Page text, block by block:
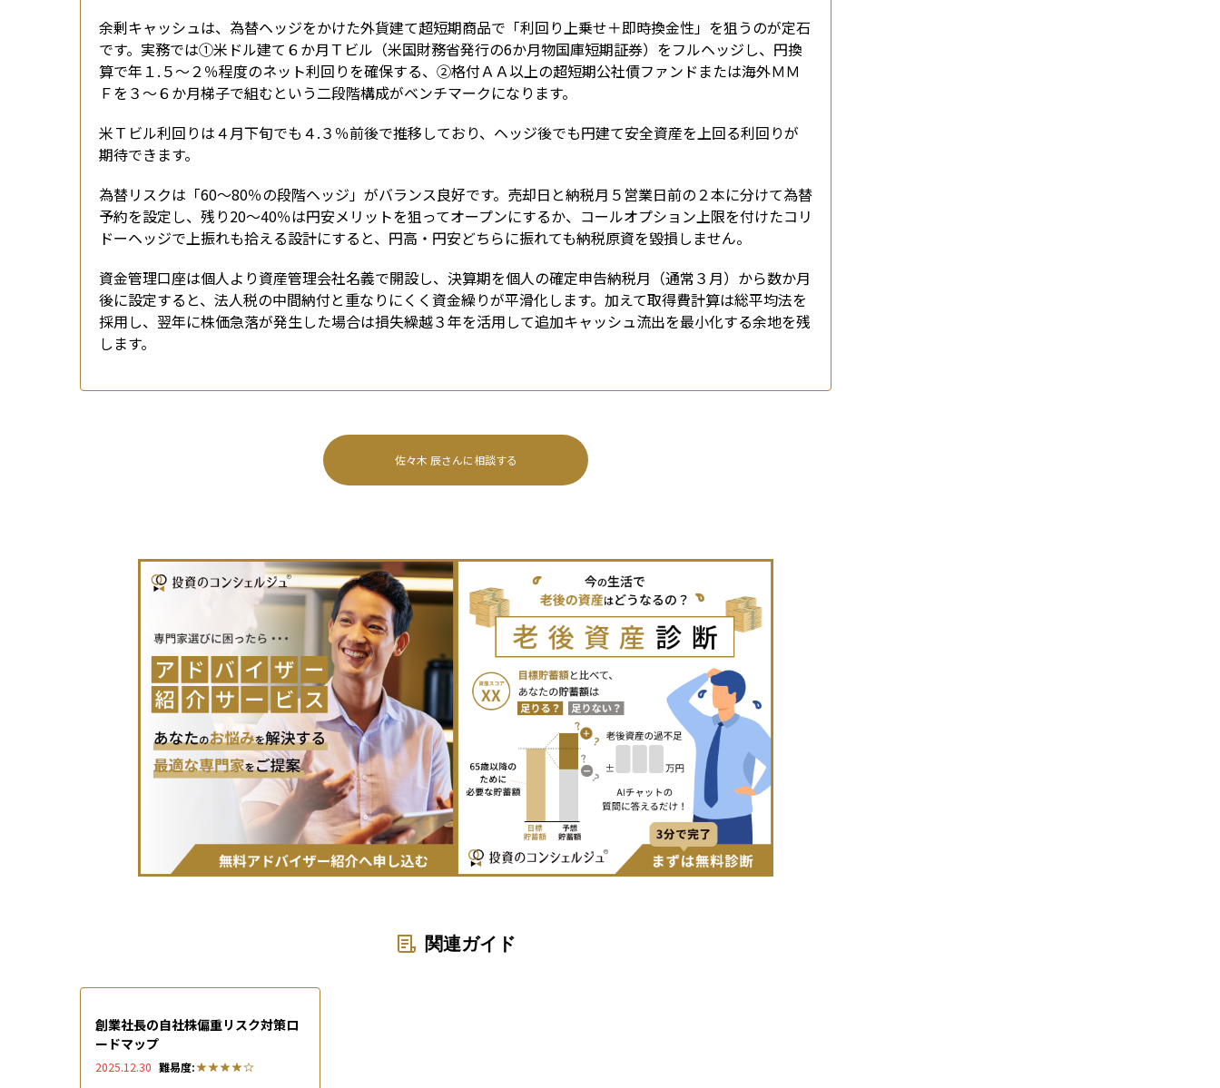
余剰キャッシュは、為替ヘッジをかけた外貨建て超短期商品で「利回り上乗せ＋即時換金性」を狙うのが定石
です。実務では①米ドル建て６か月Ｔビル（米国財務省発行の6か月物国庫短期証券）をフルヘッジし、円換
算で年１.５〜２％程度のネット利回りを確保する、②格付ＡＡ以上の超短期公社債ファンドまたは海外ＭＭ
Ｆを３〜６か月梯子で組むという二段階構成がベンチマークになります。
米Ｔビル利回りは４月下旬でも４.３％前後で推移しており、ヘッジ後でも円建て安全資産を上回る利回りが
期待できます。
為替リスクは「60〜80％の段階ヘッジ」がバランス良好です。売却日と納税月５営業日前の２本に分けて為替
予約を設定し、残り20〜40％は円安メリットを狙ってオープンにするか、コールオプション上限を付けたコリ
ドーヘッジで上振れも拾える設計にすると、円高・円安どちらに振れても納税原資を毀損しません。
資金管理口座は個人より資産管理会社名義で開設し、決算期を個人の確定申告納税月（通常３月）から数か月
後に設定すると、法人税の中間納付と重なりにくく資金繰りが平滑化します。加えて取得費計算は総平均法を
採用し、翌年に株価急落が発生した場合は損失繰越３年を活用して追加キャッシュ流出を最小化する余地を残
します。
佐々木 辰さんに相談する
関連ガイド
創業社長の自社株偏重リスク対策ロ
ードマップ
2025.12.30 難易度: